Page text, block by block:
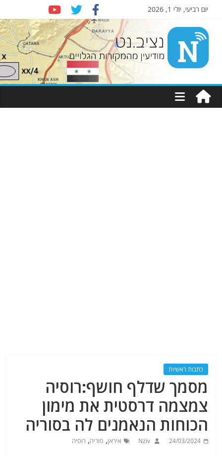
יום רביעי, יולי 1, 2026
Nziv.net
מודיעין
מהמקורות
כתבות ראשיות
מסמך שדלף חושף:רוסיה
צמצמה דרסטית את מימון
הכוחות הנאמנים לה בסוריה
24/03/2024
Nziv איראן, סוריה, רוסיה